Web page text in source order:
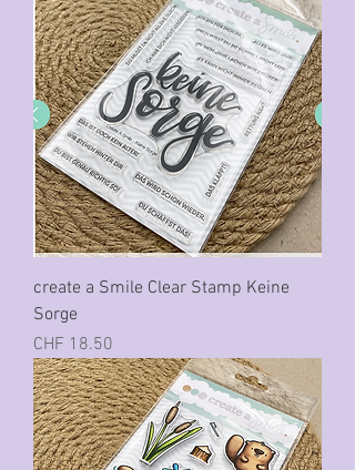
create a Smile Clear Stamp Keine
Sorge
Preis
CHF 18.50